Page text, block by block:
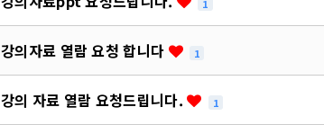
1
강의자료 열람 요청 합니다 1
강의 자료 열람 요청드립니다. 1